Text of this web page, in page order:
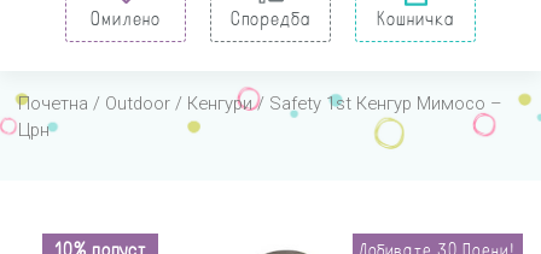
Омилено Споредба Кошничка
Почетна / Outdoor / Кенгури/ Safety 1st Кенгур Мимосо –
Црн